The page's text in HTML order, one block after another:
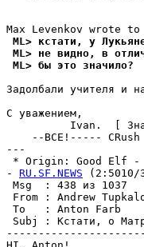
ML> кстати, у
ML> не видно, в
ML> бы это значило?
Задолбали учителя и
С уважением,
Ivan.  [
--ВСЕ!----- CRush
---
* Origin: Good Elf -
- RU.SF.NEWS
Msg  :
From : Andrew
To   : Anton
Subj :